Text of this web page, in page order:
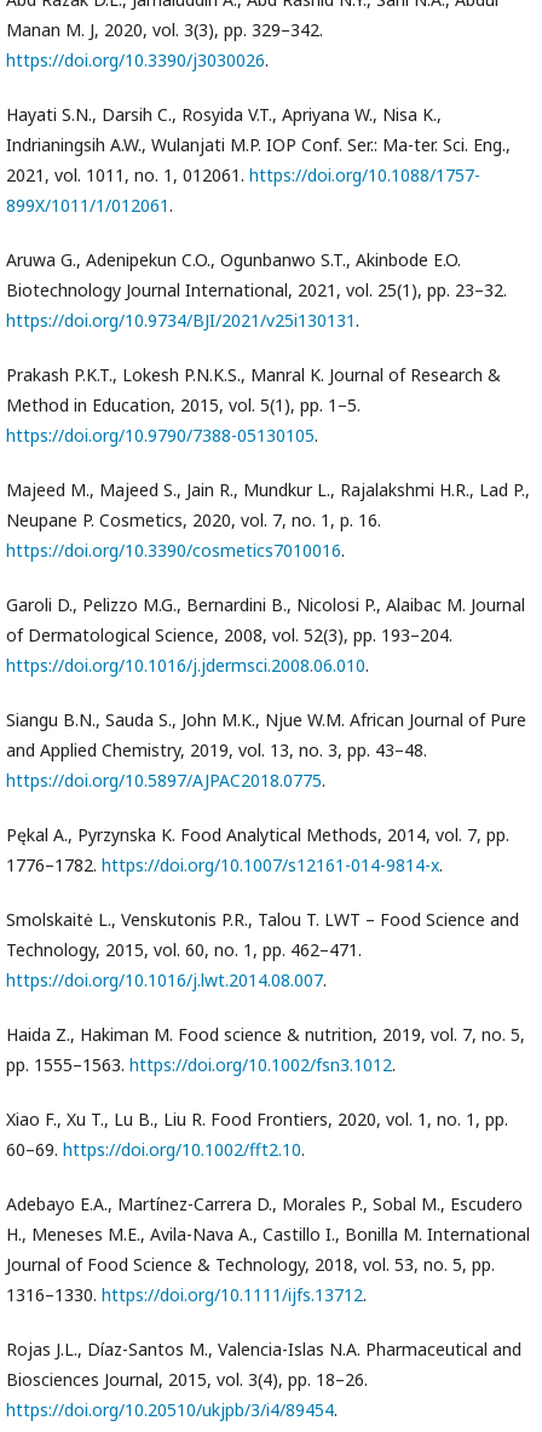
Manan M. J, 2020, vol. 3(3), pp. 329–342.
https://doi.org/10.3390/j3030026.
Hayati S.N., Darsih C., Rosyida V.T., Apriyana W., Nisa K.,
Indrianingsih A.W., Wulanjati M.P. IOP Conf. Ser.: Ma-ter. Sci. Eng.,
2021, vol. 1011, no. 1, 012061. https://doi.org/10.1088/1757-
899X/1011/1/012061.
Aruwa G., Adenipekun C.O., Ogunbanwo S.T., Akinbode E.O.
Biotechnology Journal International, 2021, vol. 25(1), pp. 23–32.
https://doi.org/10.9734/BJI/2021/v25i130131.
Prakash P.K.T., Lokesh P.N.K.S., Manral K. Journal of Research &
Method in Education, 2015, vol. 5(1), pp. 1–5.
https://doi.org/10.9790/7388-05130105.
Majeed M., Majeed S., Jain R., Mundkur L., Rajalakshmi H.R., Lad P.,
Neupane P. Cosmetics, 2020, vol. 7, no. 1, p. 16.
https://doi.org/10.3390/cosmetics7010016.
Garoli D., Pelizzo M.G., Bernardini B., Nicolosi P., Alaibac M. Journal
of Dermatological Science, 2008, vol. 52(3), pp. 193–204.
https://doi.org/10.1016/j.jdermsci.2008.06.010.
Siangu B.N., Sauda S., John M.K., Njue W.M. African Journal of Pure
and Applied Chemistry, 2019, vol. 13, no. 3, pp. 43–48.
https://doi.org/10.5897/AJPAC2018.0775.
Pękal A., Pyrzynska K. Food Analytical Methods, 2014, vol. 7, pp.
1776–1782. https://doi.org/10.1007/s12161-014-9814-x.
Smolskaitė L., Venskutonis P.R., Talou T. LWT – Food Science and
Technology, 2015, vol. 60, no. 1, pp. 462–471.
https://doi.org/10.1016/j.lwt.2014.08.007.
Haida Z., Hakiman M. Food science & nutrition, 2019, vol. 7, no. 5,
pp. 1555–1563. https://doi.org/10.1002/fsn3.1012.
Xiao F., Xu T., Lu B., Liu R. Food Frontiers, 2020, vol. 1, no. 1, pp.
60–69. https://doi.org/10.1002/fft2.10.
Adebayo E.A., Martínez-Carrera D., Morales P., Sobal M., Escudero
H., Meneses M.E., Avila-Nava A., Castillo I., Bonilla M. International
Journal of Food Science & Technology, 2018, vol. 53, no. 5, pp.
1316–1330. https://doi.org/10.1111/ijfs.13712.
Rojas J.L., Díaz-Santos M., Valencia-Islas N.A. Pharmaceutical and
Biosciences Journal, 2015, vol. 3(4), pp. 18–26.
https://doi.org/10.20510/ukjpb/3/i4/89454.